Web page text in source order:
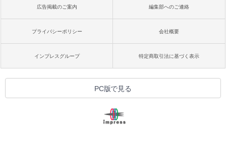
広告掲載のご案内 編集部へのご連絡
プライバシーポリシー 会社概要
インプレスグループ 特定商取引法に基づく表示
PC版で見る